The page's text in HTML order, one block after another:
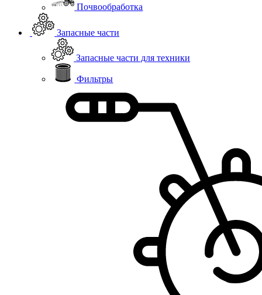
Почвообработка
Запасные части
Запасные части для техники
Фильтры